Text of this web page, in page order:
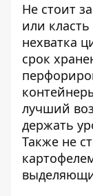
Не стоит
или
нехватка
срок
лучший
держать
Также не